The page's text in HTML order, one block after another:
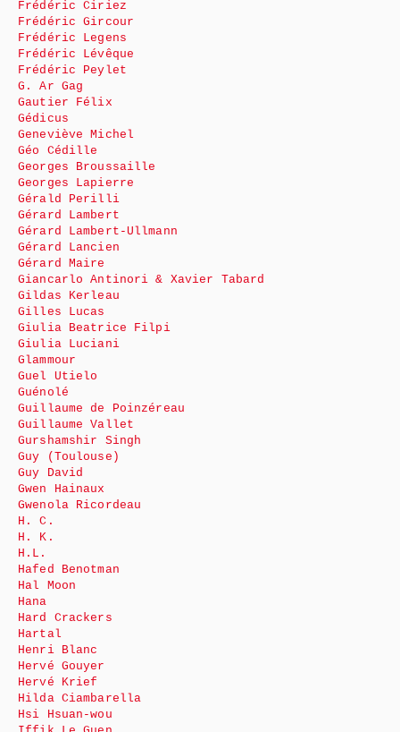
Frédéric Ciriez
Frédéric Gircour
Frédéric Legens
Frédéric Lévêque
Frédéric Peylet
G. Ar Gag
Gautier Félix
Gédicus
Geneviève Michel
Géo Cédille
Georges Broussaille
Georges Lapierre
Gérald Perilli
Gérard Lambert
Gérard Lambert-Ullmann
Gérard Lancien
Gérard Maire
Giancarlo Antinori & Xavier Tabard
Gildas Kerleau
Gilles Lucas
Giulia Beatrice Filpi
Giulia Luciani
Glammour
Guel Utielo
Guénolé
Guillaume de Poinzéreau
Guillaume Vallet
Gurshamshir Singh
Guy (Toulouse)
Guy David
Gwen Hainaux
Gwenola Ricordeau
H. C.
H. K.
H.L.
Hafed Benotman
Hal Moon
Hana
Hard Crackers
Hartal
Henri Blanc
Hervé Gouyer
Hervé Krief
Hilda Ciambarella
Hsi Hsuan-wou